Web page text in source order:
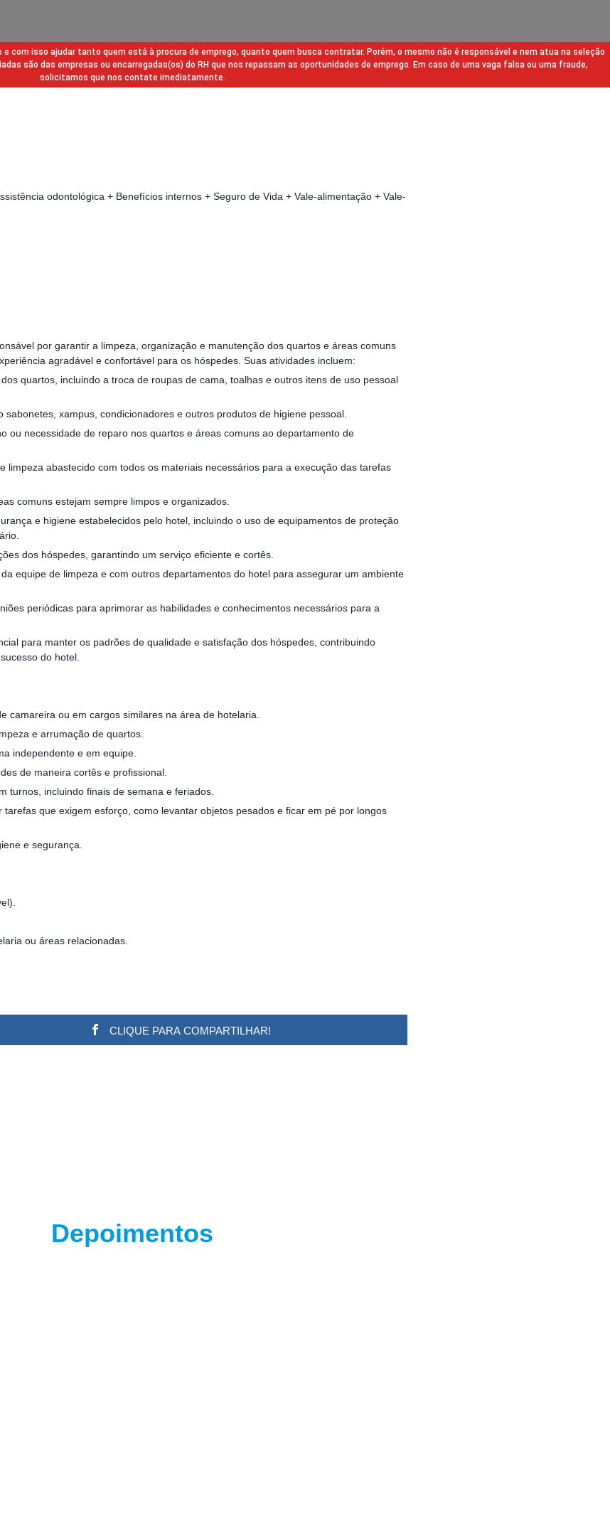
com isso ajudar tanto quem está à procura de emprego, quanto quem busca contratar. Porém, o mesmo não é responsável e nem atua na seleção
são das empresas ou encarregadas(os) do RH que nos repassam as oportunidades de emprego. Em caso de uma vaga falsa ou uma fraude,
solicitamos que nos contate imediatamente.
odontológica + Benefícios internos + Seguro de Vida + Vale-alimentação + Vale-
por garantir a limpeza, organização e manutenção dos quartos e áreas comuns
agradável e confortável para os hóspedes. Suas atividades incluem:
quartos, incluindo a troca de roupas de cama, toalhas e outros itens de uso pessoal
sabonetes, xampus, condicionadores e outros produtos de higiene pessoal.
ou necessidade de reparo nos quartos e áreas comuns ao departamento de
limpeza abastecido com todos os materiais necessários para a execução das tarefas
comuns estejam sempre limpos e organizados.
e higiene estabelecidos pelo hotel, incluindo o uso de equipamentos de proteção
dos hóspedes, garantindo um serviço eficiente e cortês.
equipe de limpeza e com outros departamentos do hotel para assegurar um ambiente
periódicas para aprimorar as habilidades e conhecimentos necessários para a
para manter os padrões de qualidade e satisfação dos hóspedes, contribuindo
do hotel.
camareira ou em cargos similares na área de hotelaria.
e arrumação de quartos.
independente e em equipe.
de maneira cortês e profissional.
turnos, incluindo finais de semana e feriados.
tarefas que exigem esforço, como levantar objetos pesados e ficar em pé por longos
e segurança.
ou áreas relacionadas.
CLIQUE PARA COMPARTILHAR!
Depoimentos